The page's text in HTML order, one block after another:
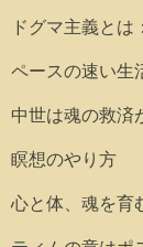
ドグマ主義と
ペースの速い生
中世は魂の救済
瞑想のやり方
心と体、魂を育